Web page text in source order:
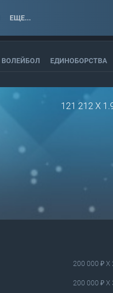
ЕЩЕ...
ВОЛЕЙБОЛ ЕДИНОБОРСТВА
121 212 X
200 000 ₽ X
200 000 ₽ X